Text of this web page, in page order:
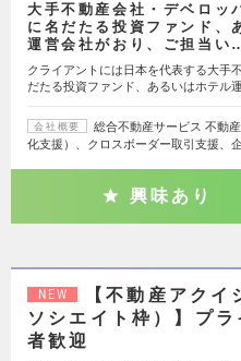
大手不動産会社・デベロッ
に名だたる投資ファンド、
運営会社がおり、ご担当い
クライアントには日本を代表する大手
だたる投資ファンド、あるいはホテル
会社概要
総合不動産サービス 不動
化支援）、クロスボーダー取引支援、
興味あり
NEW
【不動産アク
ソシエイト枠）】プ
者歓迎